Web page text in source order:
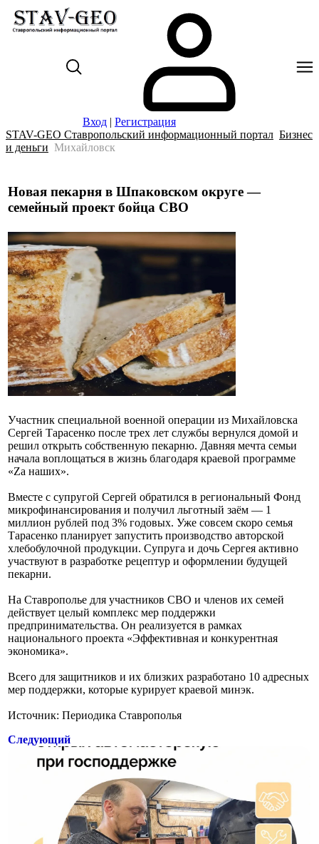
Вход | Регистрация
STAV-GEO Ставропольский информационный портал Бизнес
и деньги Михайловск
Новая пекарня в Шпаковском округе —
семейный проект бойца СВО
Участник специальной военной операции из Михайловска
Сергей Тарасенко после трех лет службы вернулся домой и
решил открыть собственную пекарню. Давняя мечта семьи
начала воплощаться в жизнь благодаря краевой программе
«Zа наших».
Вместе с супругой Сергей обратился в региональный Фонд
микрофинансирования и получил льготный заём — 1
миллион рублей под 3% годовых. Уже совсем скоро семья
Тарасенко планирует запустить производство авторской
хлебобулочной продукции. Супруга и дочь Сергея активно
участвуют в разработке рецептур и оформлении будущей
пекарни.
На Ставрополье для участников СВО и членов их семей
действует целый комплекс мер поддержки
предпринимательства. Он реализуется в рамках
национального проекта «Эффективная и конкурентная
экономика».
Всего для защитников и их близких разработано 10 адресных
мер поддержки, которые курирует краевой минэк.
Источник: Периодика Ставрополья
Следующий